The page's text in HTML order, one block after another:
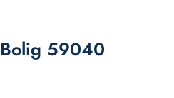
Bolig 59040